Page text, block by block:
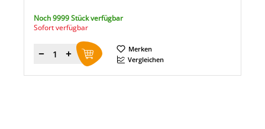
Noch 9999 Stück verfügbar
Sofort verfügbar
Menge
Merken
Vergleichen